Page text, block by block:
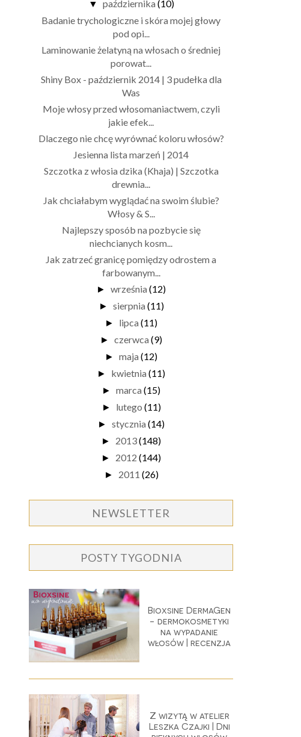
▼ października (10)
Badanie trychologiczne i skóra mojej głowy
pod opi...
Laminowanie żelatyną na włosach o średniej
porowat...
Shiny Box - październik 2014 | 3 pudełka dla
Was
Moje włosy przed włosomaniactwem, czyli
jakie efek...
Dlaczego nie chcę wyrównać koloru włosów?
Jesienna lista marzeń | 2014
Szczotka z włosia dzika (Khaja) | Szczotka
drewnia...
Jak chciałabym wyglądać na swoim ślubie?
Włosy & S...
Najlepszy sposób na pozbycie się
niechcianych kosm...
Jak zatrzeć granicę pomiędzy odrostem a
farbowanym...
► września (12)
► sierpnia (11)
► lipca (11)
► czerwca (9)
► maja (12)
► kwietnia (11)
► marca (15)
► lutego (11)
► stycznia (14)
► 2013(148)
► 2012 (144)
► 2011 (26)
NEWSLETTER
POSTY TYGODNIA
Bioxsine DermaGen
- dermokosmetyki
na wypadanie
włosów | recenzja
Z wizytą w atelier
Leszka Czajki | Dni